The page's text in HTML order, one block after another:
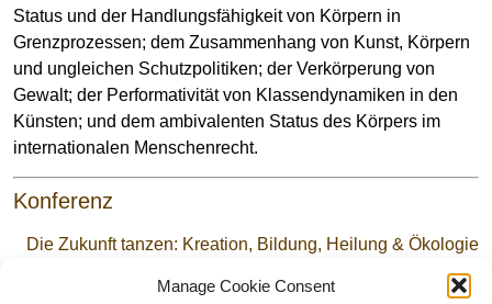
Manage Cookie Consent
Status und der Handlungsfähigkeit von Körpern in
Grenzprozessen; dem Zusammenhang von Kunst, Körpern
und ungleichen Schutzpolitiken; der Verkörperung von
Gewalt; der Performativität von Klassendynamiken in den
Künsten; und dem ambivalenten Status des Körpers im
internationalen Menschenrecht.
Konferenz
Die Zukunft tanzen: Kreation, Bildung, Heilung & Ökologie